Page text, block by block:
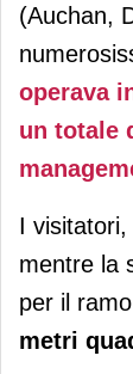
(Auchan,
operava
un totale
I
mentre la
per il
metri